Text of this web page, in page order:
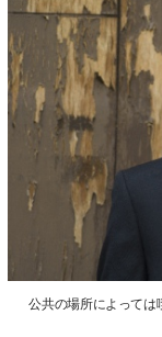
公共の場所によっては